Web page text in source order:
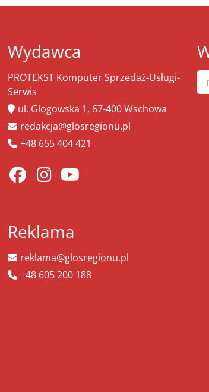
Wydawca
PROTEKST Komputer Sprzedaż-Usługi-
Serwis
ul. Głogowska 1, 67-400 Wschowa
redakcja@glosregionu.pl
+48 655 404 421
Reklama
reklama@glosregionu.pl
+48 605 200 188